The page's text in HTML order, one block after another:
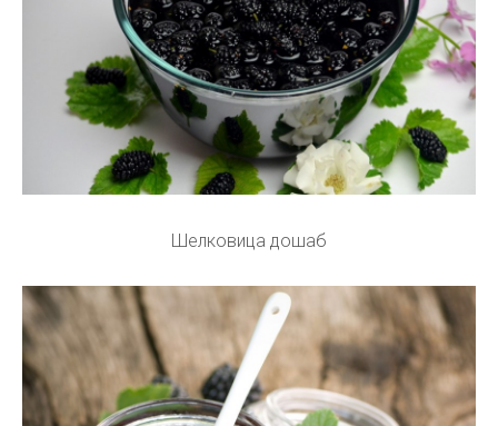
Шелковица дошаб